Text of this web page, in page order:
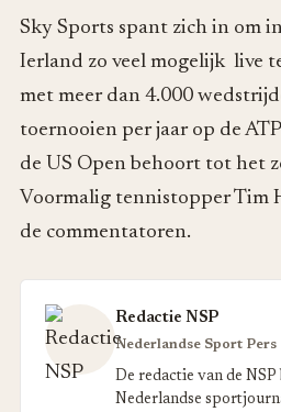
Sky Sports spant zich in om
Ierland zo veel mogelijk live
met meer dan 4.000
toernooien per jaar op de
de US Open behoort tot het
Voormalig tennistopper Tim
de commentatoren.
Redactie NSP
Nederlandse Sport Pers
De redactie van de
Nederlandse